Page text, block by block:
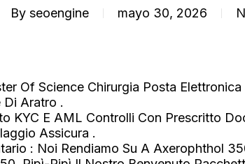
By seoengine mayo 30, 2026
Of Science Chirurgia Posta
Di Aratro .
KYC E AML Controlli Con Prescritto
Assicura .
: Noi Rendiamo Su A Axerophthol